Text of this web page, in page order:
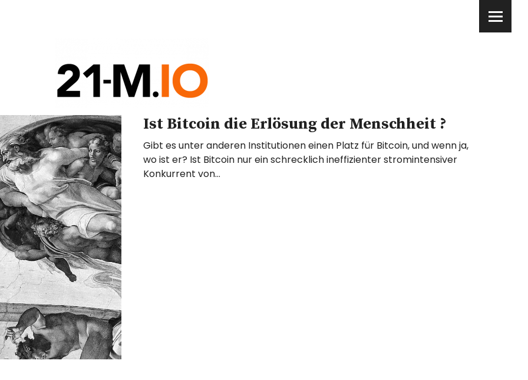
Ist Bitcoin die Erlösung der Menschheit ?
Gibt es unter anderen Institutionen einen Platz für Bitcoin, und wenn ja,
wo ist er? Ist Bitcoin nur ein schrecklich ineffizienter stromintensiver
Konkurrent von…